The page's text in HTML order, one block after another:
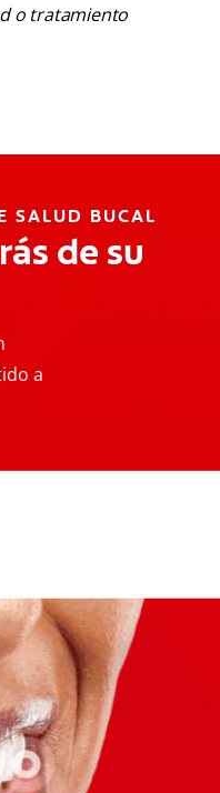
o tratamiento
SALUD BUCAL
de su
a